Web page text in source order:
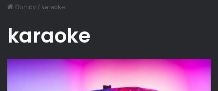
Domov / karaoke
karaoke